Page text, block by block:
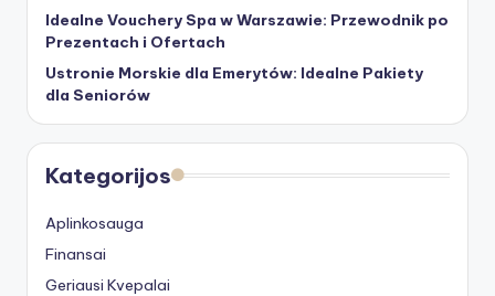
Idealne Vouchery Spa w Warszawie: Przewodnik po
Prezentach i Ofertach
Ustronie Morskie dla Emerytów: Idealne Pakiety
dla Seniorów
Kategorijos
Aplinkosauga
Finansai
Geriausi Kvepalai